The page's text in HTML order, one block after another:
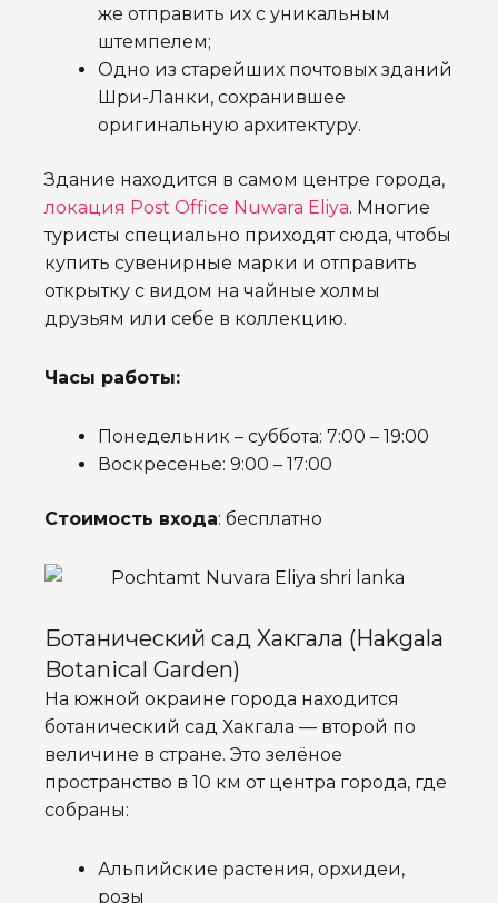
же отправить их с уникальным
штемпелем;
Одно из старейших почтовых зданий
Шри-Ланки, сохранившее
оригинальную архитектуру.
Здание находится в самом центре города,
локация Post Office Nuwara Eliya. Многие
туристы специально приходят сюда, чтобы
купить сувенирные марки и отправить
открытку с видом на чайные холмы
друзьям или себе в коллекцию.
Часы работы:
Понедельник – суббота: 7:00 – 19:00
Воскресенье: 9:00 – 17:00
Стоимость входа: бесплатно
Ботанический сад Хакгала (Hakgala
Botanical Garden)
На южной окраине города находится
ботанический сад Хакгала — второй по
величине в стране. Это зелёное
пространство в 10 км от центра города, где
собраны:
Альпийские растения, орхидеи,
розы